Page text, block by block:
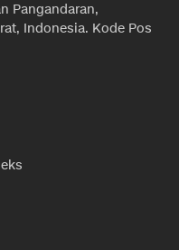
Pangandaran,
Indonesia. Kode Pos